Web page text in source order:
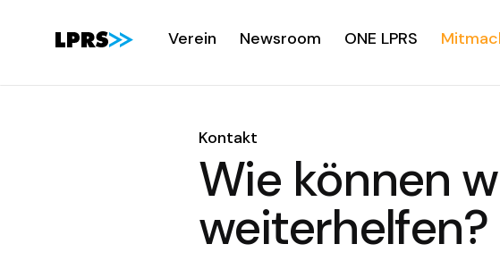
Verein Newsroom ONE LPRS
Kontakt
Wie können
weiterhelfen?